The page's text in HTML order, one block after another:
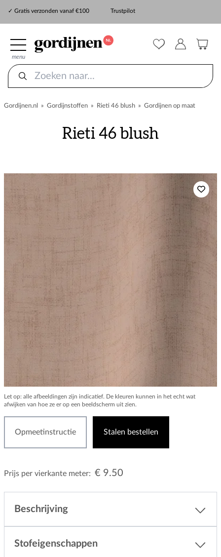
✓ Gratis verzonden vanaf €100
Trustpilot
menu
Gordijnen.nl » Gordijnstoffen » Rieti 46 blush » Gordijnen op maat
Rieti 46 blush
Let op: alle afbeeldingen zijn indicatief. De kleuren kunnen in het echt wat
afwijken van hoe ze er op een beeldscherm uit zien.
Opmeetinstructie Stalen bestellen
Prijs per vierkante meter: € 9.50
Beschrijving
Stofeigenschappen